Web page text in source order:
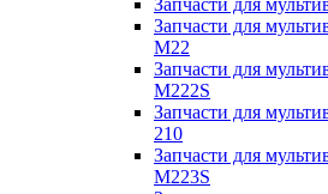
Запчасти для
Запчасти для
M22
Запчасти для
M222S
Запчасти для
210
Запчасти для
M223S